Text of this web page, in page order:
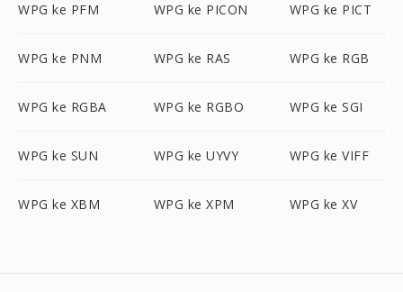
WPG ke PFM WPG ke PICON WPG ke PICT
WPG ke PNM WPG ke RAS WPG ke RGB
WPG ke RGBA WPG ke RGBO WPG ke SGI
WPG ke SUN WPG ke UYVY WPG ke VIFF
WPG ke XBM WPG ke XPM WPG ke XV